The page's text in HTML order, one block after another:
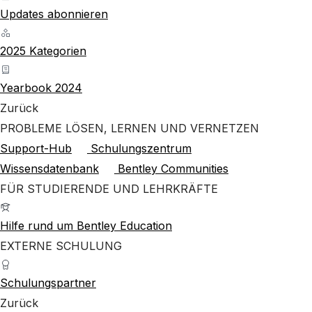
Updates abonnieren
2025 Kategorien
Yearbook 2024
Zurück
PROBLEME LÖSEN, LERNEN UND VERNETZEN
Support-Hub
Schulungszentrum
Wissensdatenbank
Bentley Communities
FÜR STUDIERENDE UND LEHRKRÄFTE
Hilfe rund um Bentley Education
EXTERNE SCHULUNG
Schulungspartner
Zurück